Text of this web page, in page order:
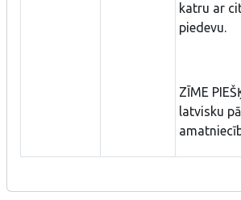
katru ar
piedevu.
ZĪME
latvisku